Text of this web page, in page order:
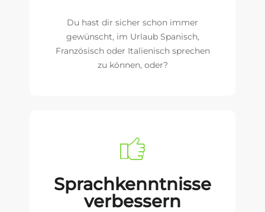
Du hast dir sicher schon immer
gewünscht, im Urlaub Spanisch,
Französisch oder Italienisch sprechen
zu können, oder?
Sprachkenntnisse
verbessern